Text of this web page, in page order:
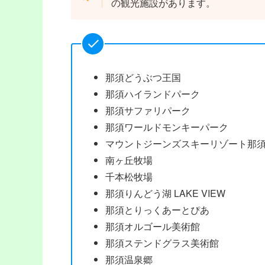
の観光施設があります。
那須どうぶつ王国
那須ハイランドパーク
那須サファリパーク
那須ワールドモンキーパーク
マウントジーンズスキーリゾート那
南ヶ丘牧場
千本松牧場
那須りんどう湖 LAKE VIEW
那須とりっくあーとぴあ
那須オルゴール美術館
那須ステンドグラス美術館
那須温泉郷